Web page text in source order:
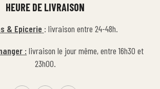
HEURE DE LIVRAISON
& Epicerie : livraison entre 24-48h.
: livraison le jour même, entre 16h30 et
23h00.